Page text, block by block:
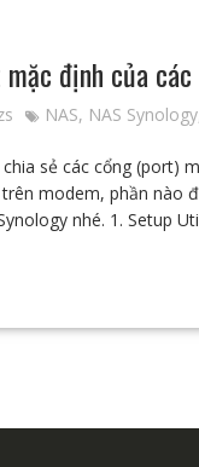
định của
NAS, NAS Synology
sẻ các cổng (port)
modem, phần nào
nhé. 1. Setup